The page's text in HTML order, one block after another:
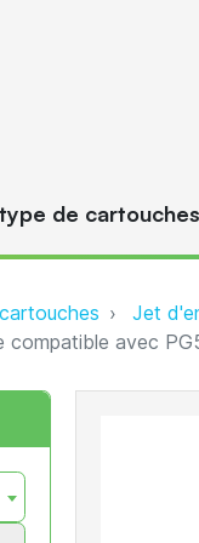
de cartouches
Jet
compatible avec